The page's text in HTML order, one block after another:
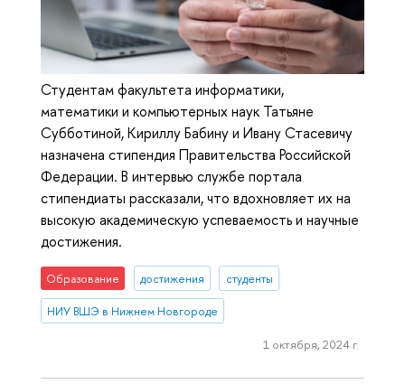
Студентам факультета информатики,
математики и компьютерных наук Татьяне
Субботиной, Кириллу Бабину и Ивану Стасевичу
назначена стипендия Правительства Российской
Федерации. В интервью службе портала
стипендиаты рассказали, что вдохновляет их на
высокую академическую успеваемость и научные
достижения.
Образование достижения студенты
НИУ ВШЭ в Нижнем Новгороде
1 октября, 2024 г.